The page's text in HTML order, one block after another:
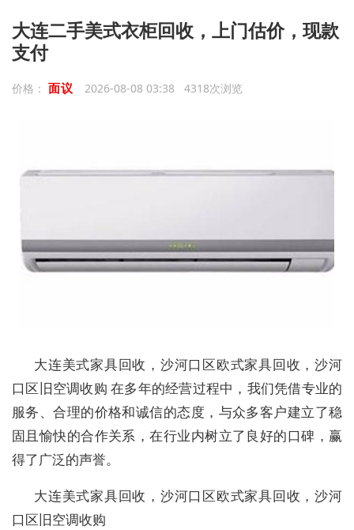
大连二手美式衣柜回收，上门估价，现款
支付
价格： 面议 2026-08-08 03:38 4318次浏览
大连美式家具回收，沙河口区欧式家具回收，沙河
口区旧空调收购 在多年的经营过程中，我们凭借专业的
服务、合理的价格和诚信的态度，与众多客户建立了稳
固且愉快的合作关系，在行业内树立了良好的口碑，赢
得了广泛的声誉。
大连美式家具回收，沙河口区欧式家具回收，沙河
口区旧空调收购